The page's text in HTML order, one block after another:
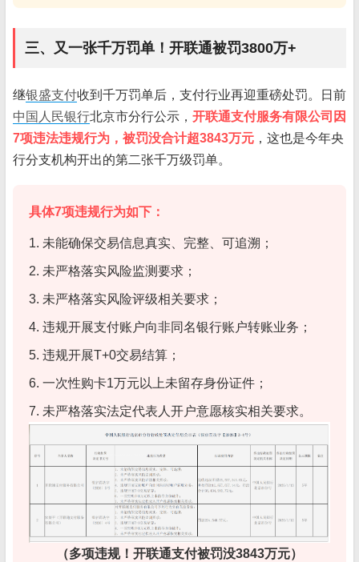
三、又一张千万罚单！开联通被罚3800万+
继银盛支付收到千万罚单后，支付行业再迎重磅处罚。日前
中国人民银行北京市分行公示， 开联通支付服务有限公司因
7项违法违规行为，被罚没合计超3843万元 ，这也是今年央
行分支机构开出的第二张千万级罚单。
具体7项违规行为如下：
1. 未能确保交易信息真实、完整、可追溯；
2. 未严格落实风险监测要求；
3. 未严格落实风险评级相关要求；
4. 违规开展支付账户向非同名银行账户转账业务；
5. 违规开展T+0交易结算；
6. 一次性购卡1万元以上未留存身份证件；
7. 未严格落实法定代表人开户意愿核实相关要求。
（多项违规！开联通支付被罚没3843万元）